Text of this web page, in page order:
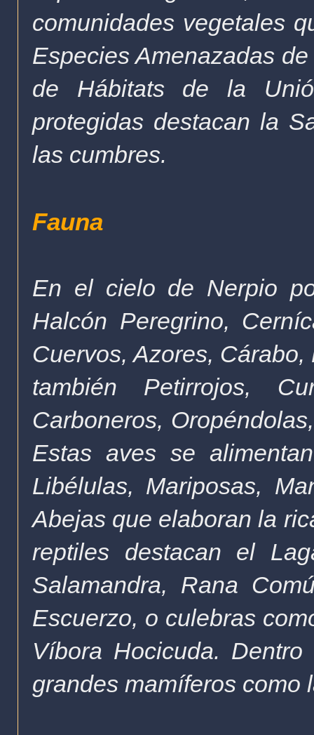
comunidades vegetales
Especies Amenazadas
de Hábitats de la
protegidas destacan la
las cumbres.
Fauna
En el cielo de Nerpio
Halcón Peregrino,
Cuervos, Azores,
también Petirrojos,
Carboneros,
Estas aves se
Libélulas, Mariposas,
Abejas que elaboran la
reptiles destacan el
Salamandra, Rana
Escuerzo, o culebras
Víbora Hocicuda.
grandes mamíferos como